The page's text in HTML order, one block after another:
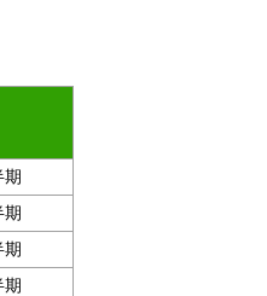
期
期
期
期